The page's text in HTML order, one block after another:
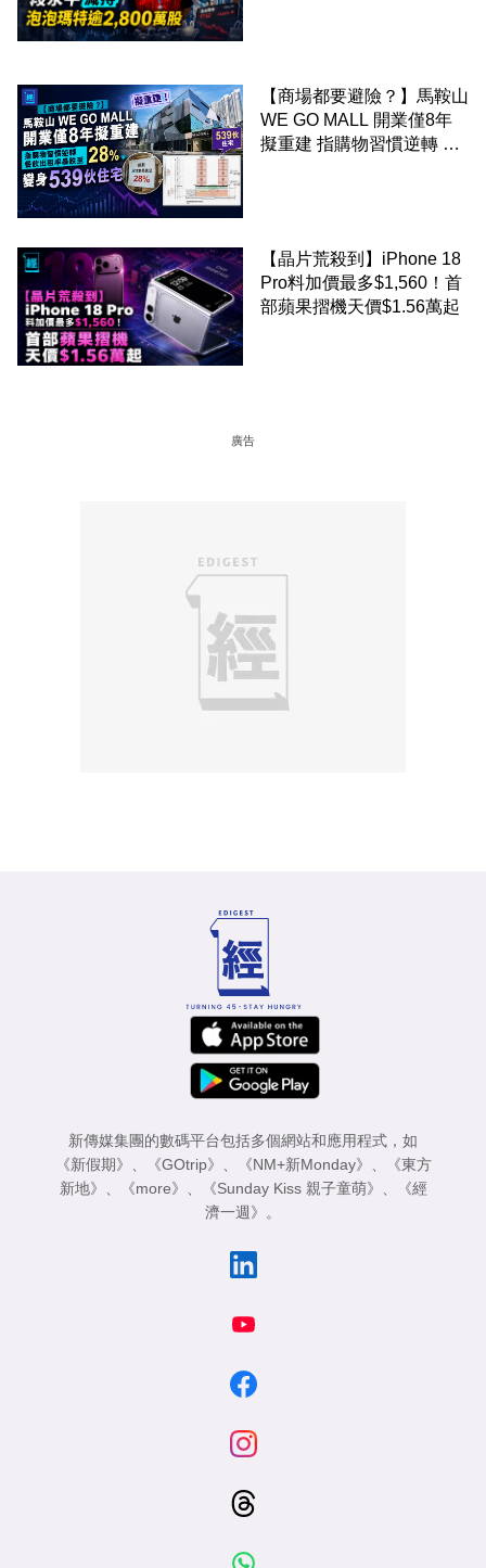
【商場都要避險？】馬鞍山
WE GO MALL 開業僅8年
擬重建 指購物習慣逆轉 餐
【晶片荒殺到】iPhone 18
Pro料加價最多$1,560！首
部蘋果摺機天價$1.56萬起
廣告
新傳媒集團的數碼平台包括多個網站和應用程式，如
《新假期》
《GOtrip》 《NM+新Monday》
《東方
新地》
《more》 《Sunday Kiss 親子童萌》
《經
濟一週》
。